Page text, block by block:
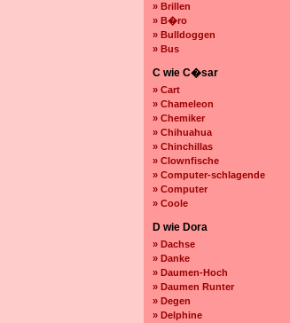
» Brillen
» B�ro
» Bulldoggen
» Bus
C wie C�sar
» Cart
» Chameleon
» Chemiker
» Chihuahua
» Chinchillas
» Clownfische
» Computer-schlagende
» Computer
» Coole
D wie Dora
» Dachse
» Danke
» Daumen-Hoch
» Daumen Runter
» Degen
» Delphine